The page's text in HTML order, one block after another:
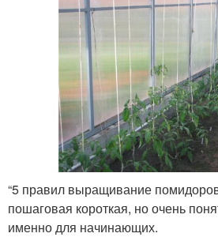
“5 правил выращивание
пошаговая короткая, но очень
именно для начинающих.